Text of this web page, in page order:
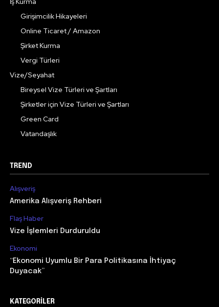
Girişimcilik Hikayeleri
Online Ticaret / Amazon
Şirket Kurma
Vergi Türleri
Vize/Seyahat
Bireysel Vize Türleri ve Şartları
Şirketler için Vize Türleri ve Şartları
Green Card
Vatandaşlık
TREND
Alışveriş
Amerika Alışveriş Rehberi
Flaş Haber
Vize İşlemleri Durduruldu
Ekonomi
“Ekonomi Uyumlu Bir Para Politikasına İhtiyaç
Duyacak”
KATEGORILER